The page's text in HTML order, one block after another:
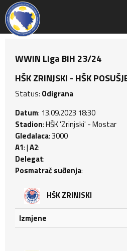
WWIN Liga BiH 23/24
HŠK ZRINJSKI - HŠK
Status: Odigrana
Datum: 13.09.2023 18:30
Stadion: HŠK 'Zrinjski' - Mostar
Gledalaca: 3000
A1: |A2:
Delegat:
Posmatrač suđenja:
HŠK ZRINJSKI
Izmjene